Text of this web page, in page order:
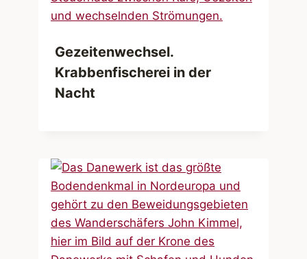
Gezeitenwechsel.
Krabbenfischerei in der
Nacht